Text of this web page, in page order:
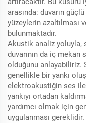
arasında: duvarın
yüzeylerin azaltılması
bulunmaktadır.
Akustik analiz yoluyla,
duvarının da iç
olduğunu anlayabiliriz.
genellikle bir yankı
elektroakustiğin ses
yankıyı ortadan
yardımcı olmak için
uygulanması